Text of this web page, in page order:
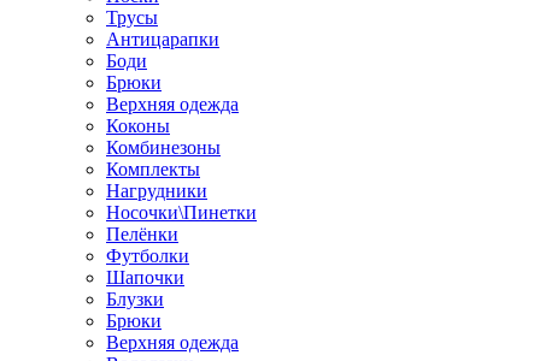
Трусы
Антицарапки
Боди
Брюки
Верхняя одежда
Коконы
Комбинезоны
Комплекты
Нагрудники
Носочки\Пинетки
Пелёнки
Футболки
Шапочки
Блузки
Брюки
Верхняя одежда